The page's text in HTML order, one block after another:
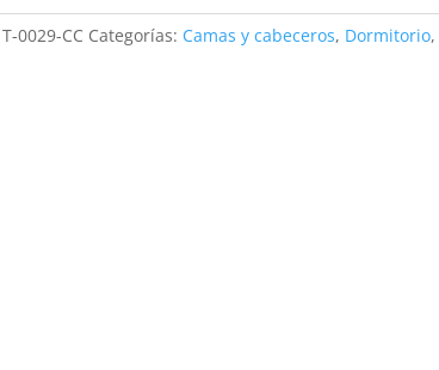
T-0029-CC Categorías: Camas y cabeceros, Dormitorio,